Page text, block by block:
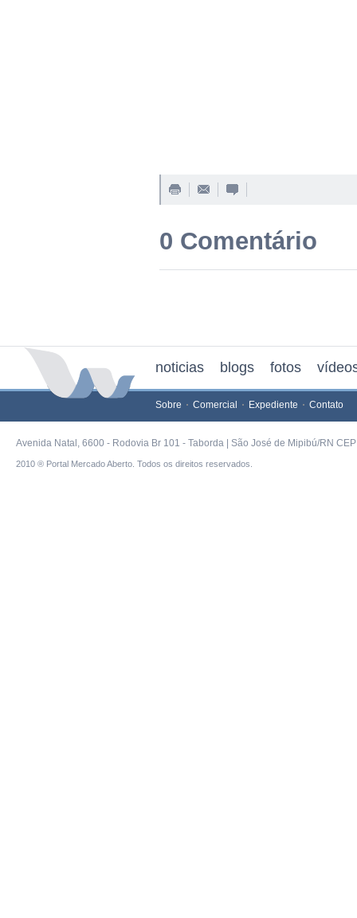
0 Comentário
noticias blogs fotos
Sobre Comercial Expediente Contato
Avenida Natal, 6600 - Rodovia Br 101 - Taborda | São José de Mipibú/RN
2010 ® Portal Mercado Aberto. Todos os direitos reservados.